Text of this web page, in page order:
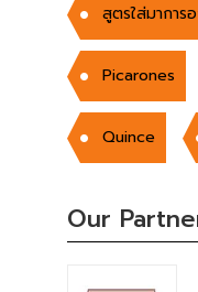
สูตรใส่มาการ
Picarones
Quince
Our